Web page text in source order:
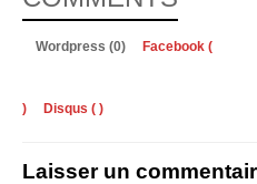
Wordpress (0) Facebook (
) Disqus ( )
Laisser un